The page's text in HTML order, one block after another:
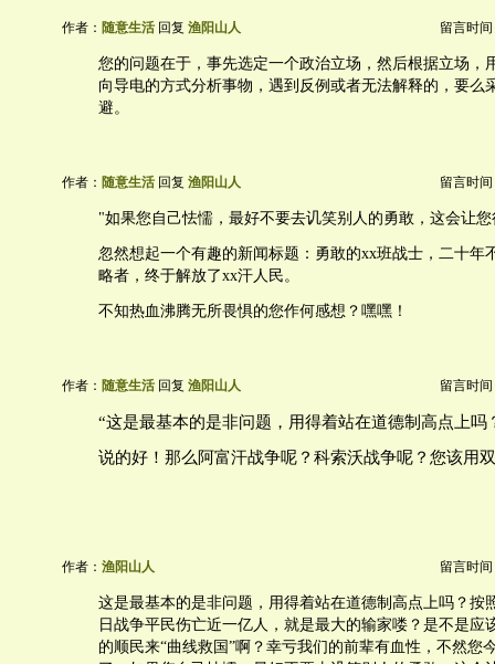
作者： 随意生活 回复 渔阳山人 留言时间
您的问题在于，事先选定一个政治立场，然后根据立场，
向导电的方式分析事物，遇到反例或者无法解释的，要么
避。
作者： 随意生活 回复 渔阳山人 留言时间
"如果您自己怯懦，最好不要去讥笑别人的勇敢，这会让
忽然想起一个有趣的新闻标题：勇敢的xx班战士，二十年
略者，终于解放了xx汗人民。
不知热血沸腾无所畏惧的您作何感想？嘿嘿！
作者： 随意生活 回复 渔阳山人 留言时间
“这是最基本的是非问题，用得着站在道德制高点上吗
说的好！那么阿富汗战争呢？科索沃战争呢？您该用
作者： 渔阳山人 留言时间
这是最基本的是非问题，用得着站在道德制高点上吗？按
日战争平民伤亡近一亿人，就是最大的输家喽？是不是应
的顺民来“曲线救国”啊？幸亏我们的前辈有血性，不然您